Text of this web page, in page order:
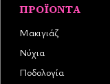
ΠΡΟΪΌΝΤΑ
Μακιγιάζ
Νύχια
Ποδολογία